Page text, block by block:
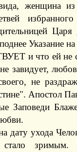
женщина
Указание
и что ей не
завидует,
не
Апостол
Заповеди
дату ухода
зримым.